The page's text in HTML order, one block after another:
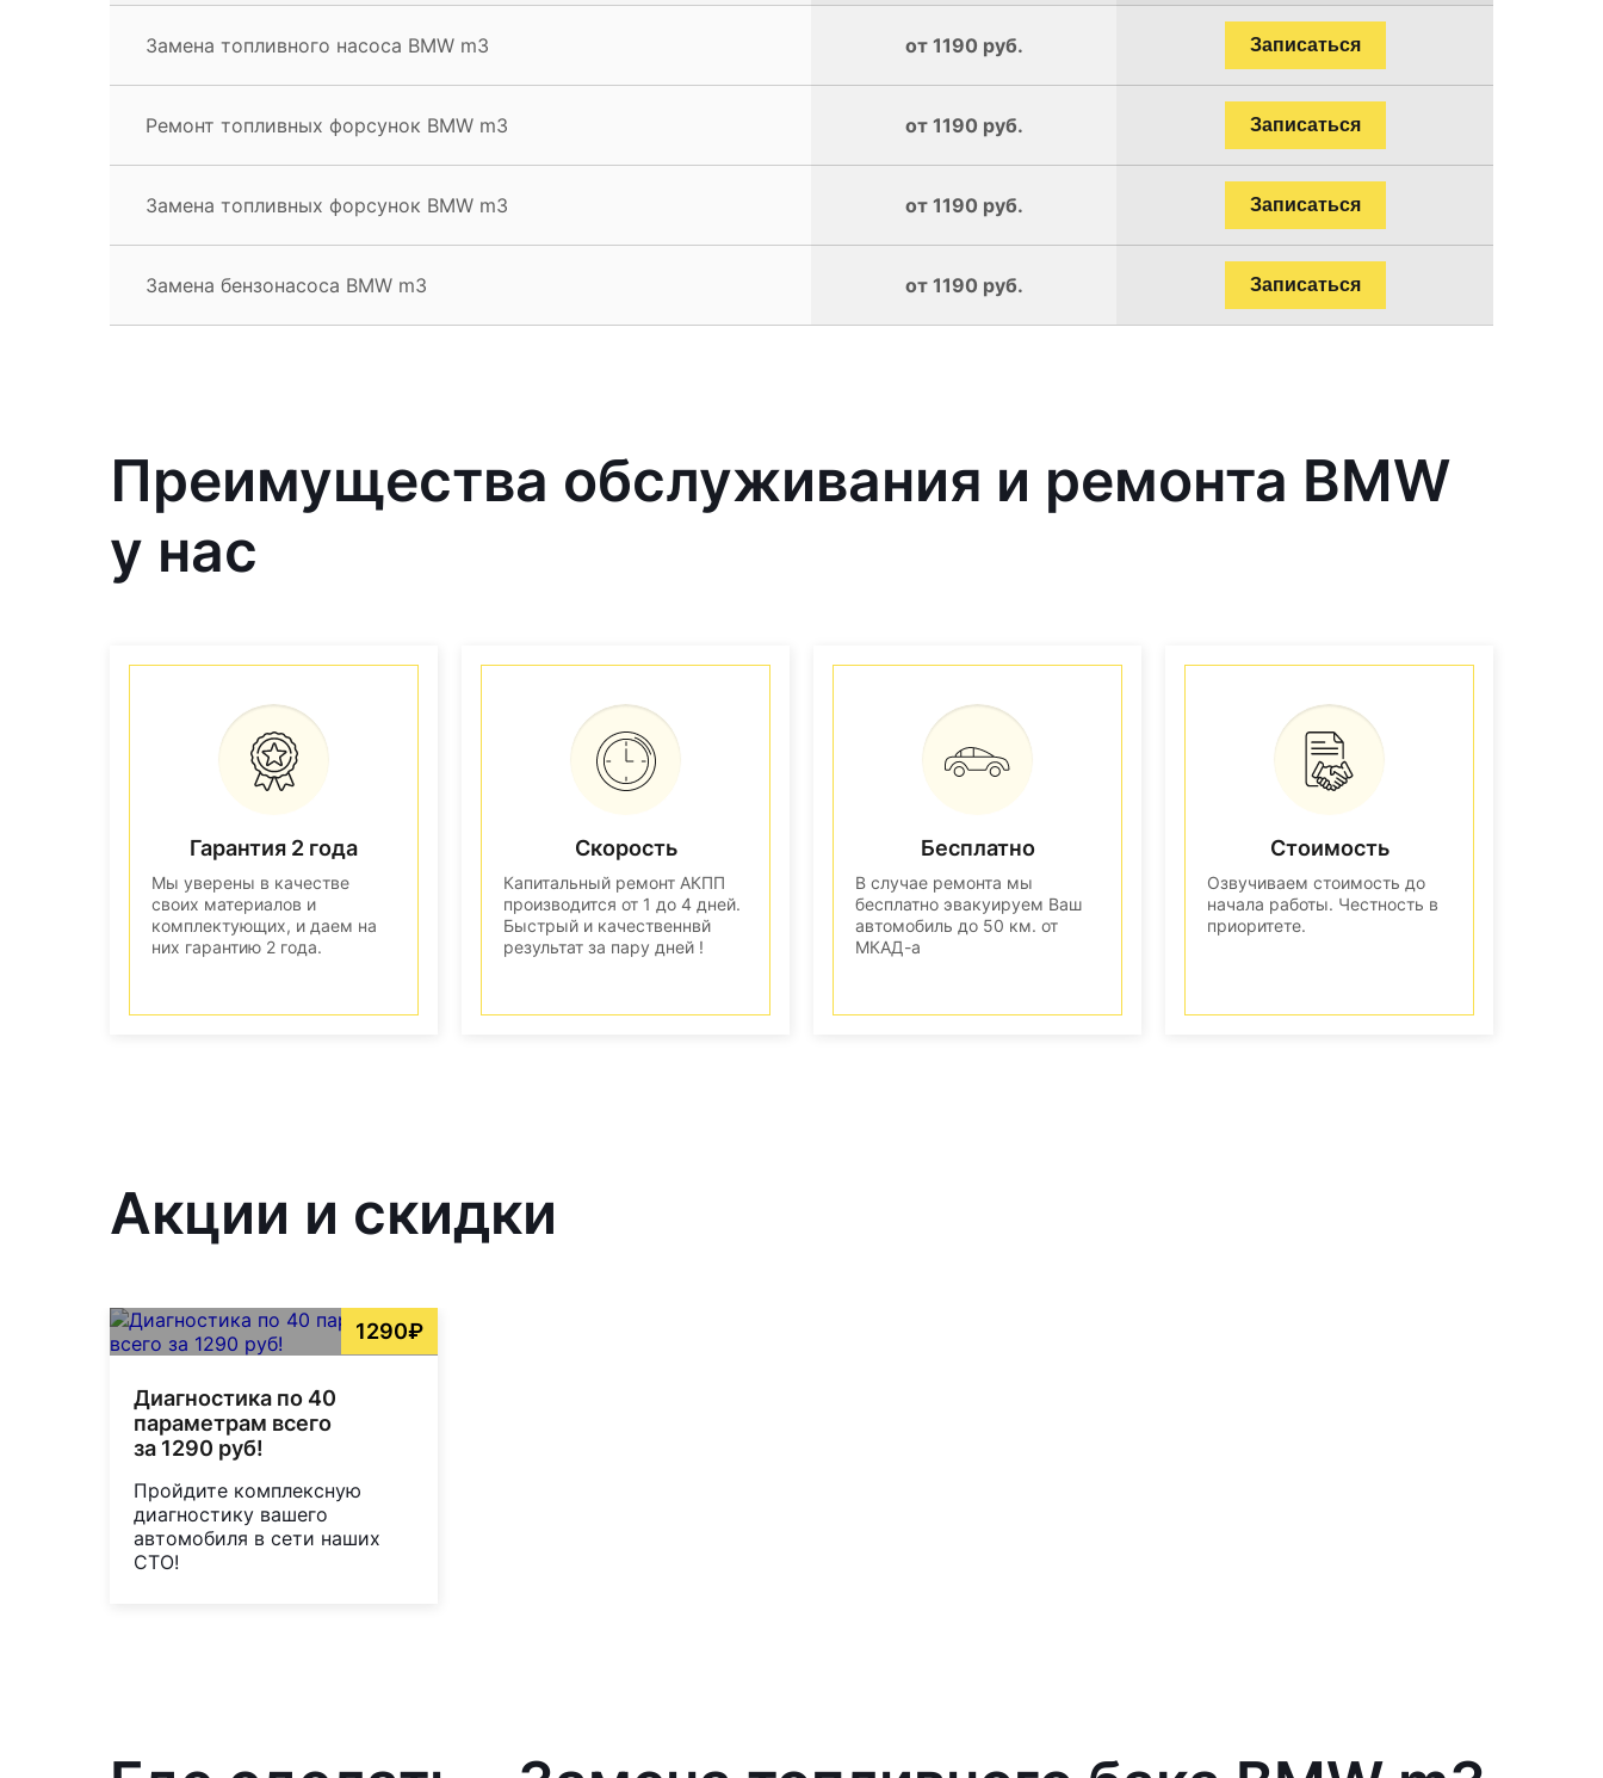
Замена топливного насоса BMW m3 от 1190 руб. Записаться
Ремонт топливных форсунок BMW m3 от 1190 руб. Записаться
Замена топливных форсунок BMW m3 от 1190 руб. Записаться
Замена бензонасоса BMW m3 от 1190 руб. Записаться
Преимущества обслуживания и ремонта BMW
у нас
Гарантия 2 года
Мы уверены в качестве
своих материалов и
комплектующих, и даем на
них гарантию 2 года.
Скорость
Капитальный ремонт АКПП
производится от 1 до 4 дней.
Быстрый и качественнвй
результат за пару дней !
Бесплатно
В случае ремонта мы
бесплатно эвакуируем Ваш
автомобиль до 50 км. от
МКАД-а
Стоимость
Озвучиваем стоимость до
начала работы. Честность в
приоритете.
Акции и скидки
1290₽
Диагностика по 40
параметрам всего
за 1290 руб!
Пройдите комплексную
диагностику вашего
автомобиля в сети наших
СТО!